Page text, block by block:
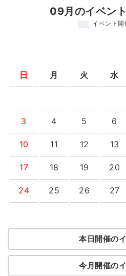
09月のイベン
イベント開
日 月 火 水
3 4 5 6
10 11 12 13
17 18 19 20
24 25 26 27
本日開催の
今月開催の